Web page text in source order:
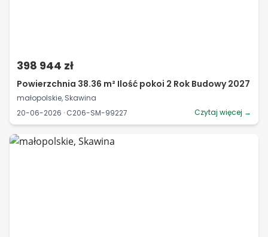
398 944 zł
Powierzchnia 38.36 m² Ilość pokoi 2 Rok Budowy 2027
małopolskie, Skawina
20-06-2026 · C206-SM-99227
Czytaj więcej →